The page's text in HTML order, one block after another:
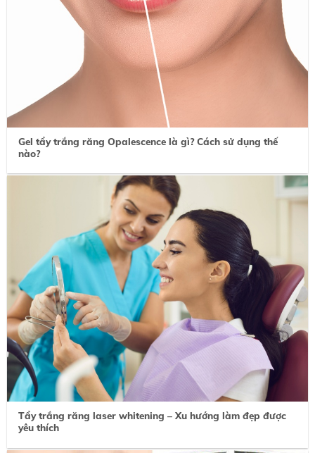
Gel tẩy trắng răng Opalescence là gì? Cách sử dụng thế
nào?
Tẩy trắng răng laser whitening – Xu hướng làm đẹp được
yêu thích